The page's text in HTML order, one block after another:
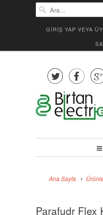
GIRIŞ YAP VEYA
 
Ana Sayfa
Parafudr Flex